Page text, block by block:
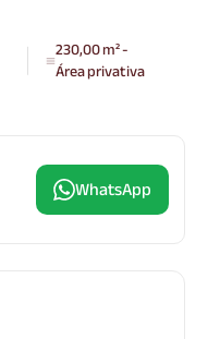
230,00 m² -
Área privativa
WhatsApp